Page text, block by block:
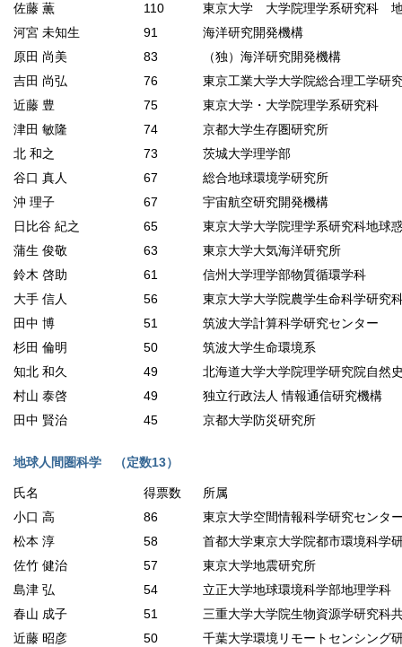
佐藤 薫
110
東京大学 大学院理学系研究科
河宮 未知生
91
海洋研究開発機構
原田 尚美
83
（独）海洋研究開発機構
吉田 尚弘
76
東京工業大学大学院総合理工学研
近藤 豊
75
東京大学・大学院理学系研究科
津田 敏隆
74
京都大学生存圏研究所
北 和之
73
茨城大学理学部
谷口 真人
67
総合地球環境学研究所
沖 理子
67
宇宙航空研究開発機構
日比谷 紀之
65
東京大学大学院理学系研究科地球
蒲生 俊敬
63
東京大学大気海洋研究所
鈴木 啓助
61
信州大学理学部物質循環学科
大手 信人
56
東京大学大学院農学生命科学研究
田中 博
51
筑波大学計算科学研究センター
杉田 倫明
50
筑波大学生命環境系
知北 和久
49
北海道大学大学院理学研究院自然
村山 泰啓
49
独立行政法人 情報通信研究機構
田中 賢治
45 京都大学防災研究所
地球人間圏科学 （定数13）
氏名 得票数
所属
小口 高
86
東京大学空間情報科学研究センタ
松本 淳
58
首都大学東京大学院都市環境科学
佐竹 健治
57
東京大学地震研究所
島津 弘
54
立正大学地球環境科学部地理学科
春山 成子
51
三重大学大学院生物資源学研究科
近藤 昭彦
50
千葉大学環境リモートセンシング